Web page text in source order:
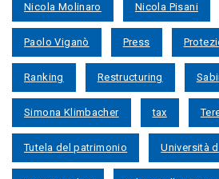
Nicola Molinaro Nicola Pisani
Paolo Viganò Press
Ranking Restructuring
Simona Klimbacher tax
Tutela del patrimonio Università